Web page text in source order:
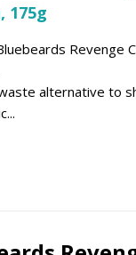
175g
Revenge
alternative to